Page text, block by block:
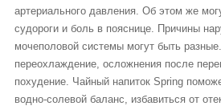
артериального давления. Об этом же
судороги и боль в пояснице. Причины
мочеполовой системы могут быть
переохлаждение, осложнения после
похудение. Чайный напиток Spring
водно-солевой баланс, избавиться от